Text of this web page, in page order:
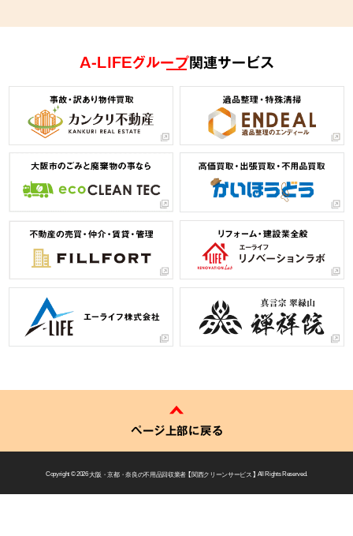
A-LIFEグループ関連サービス
ページ上部に戻る
Copyright © 2026大阪・京都・奈良の不用品回収業者 【 関西クリーンサービス 】 All Rights Reserved.